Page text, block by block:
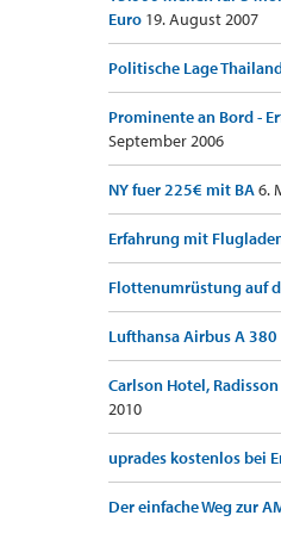
Euro 19. August 2007
Politische Lage
Prominente an Bord -
September 2006
NY fuer 225€ mit BA6.
Erfahrung mit
Flottenumrüstung auf
Lufthansa Airbus A 380
Carlson Hotel,
2010
uprades kostenlos bei
Der einfache Weg zur